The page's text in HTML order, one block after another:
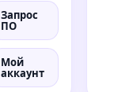
Запрос
ПО
Мой
аккаунт